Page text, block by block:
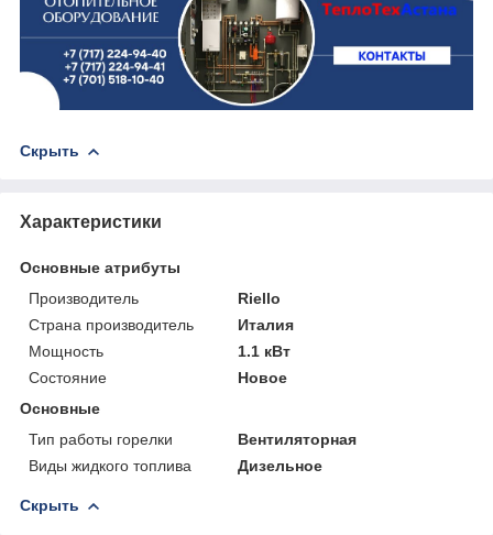
Скрыть
Характеристики
Основные атрибуты
Производитель
Riello
Страна производитель
Италия
Мощность
1.1 кВт
Состояние
Новое
Основные
Тип работы горелки
Вентиляторная
Виды жидкого топлива
Дизельное
Скрыть